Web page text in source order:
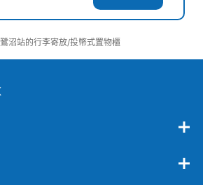
鷺沼站的行李寄放/投幣式置物櫃